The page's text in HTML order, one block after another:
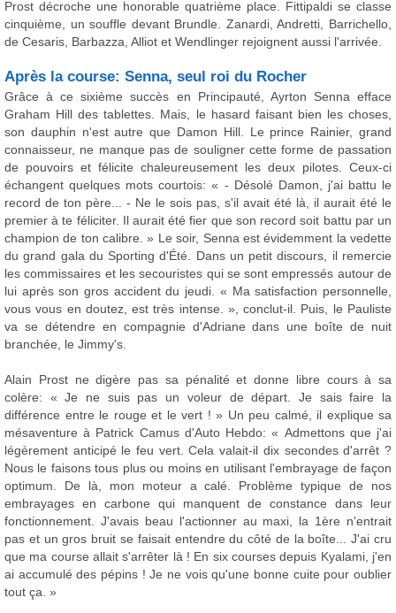
Prost décroche une honorable quatrième place. Fittipaldi se classe
cinquième, un souffle devant Brundle. Zanardi, Andretti, Barrichello,
de Cesaris, Barbazza, Alliot et Wendlinger rejoignent aussi l'arrivée.
Après la course: Senna, seul roi du Rocher
Grâce à ce sixième succès en Principauté, Ayrton Senna efface
Graham Hill des tablettes. Mais, le hasard faisant bien les choses,
son dauphin n'est autre que Damon Hill. Le prince Rainier, grand
connaisseur, ne manque pas de souligner cette forme de passation
de pouvoirs et félicite chaleureusement les deux pilotes. Ceux-ci
échangent quelques mots courtois: « - Désolé Damon, j'ai battu le
record de ton père... - Ne le sois pas, s'il avait été là, il aurait été le
premier à te féliciter. Il aurait été fier que son record soit battu par un
champion de ton calibre. » Le soir, Senna est évidemment la vedette
du grand gala du Sporting d'Été. Dans un petit discours, il remercie
les commissaires et les secouristes qui se sont empressés autour de
lui après son gros accident du jeudi. « Ma satisfaction personnelle,
vous vous en doutez, est très intense. », conclut-il. Puis, le Pauliste
va se détendre en compagnie d'Adriane dans une boîte de nuit
branchée, le Jimmy's.
Alain Prost ne digère pas sa pénalité et donne libre cours à sa
colère: « Je ne suis pas un voleur de départ. Je sais faire la
différence entre le rouge et le vert ! » Un peu calmé, il explique sa
mésaventure à Patrick Camus d'Auto Hebdo: « Admettons que j'ai
légèrement anticipé le feu vert. Cela valait-il dix secondes d'arrêt ?
Nous le faisons tous plus ou moins en utilisant l'embrayage de façon
optimum. De là, mon moteur a calé. Problème typique de nos
embrayages en carbone qui manquent de constance dans leur
fonctionnement. J'avais beau l'actionner au maxi, la 1ère n'entrait
pas et un gros bruit se faisait entendre du côté de la boîte... J'ai cru
que ma course allait s'arrêter là ! En six courses depuis Kyalami, j'en
ai accumulé des pépins ! Je ne vois qu'une bonne cuite pour oublier
tout ça. »